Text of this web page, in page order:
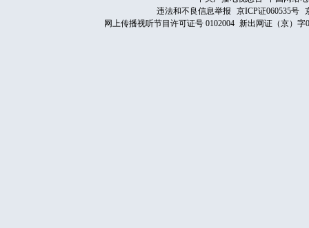
违法和不良信息举报
京ICP证060535号
网上传播视听节目许可证号 0102004 新出网证（京）